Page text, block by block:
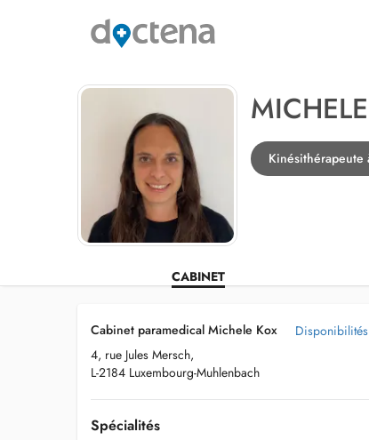
Kinésithérapeute
CABINET
Cabinet paramedical Michele Kox
4, rue Jules Mersch,
L-2184 Luxembourg-Muhlenbach
Spécialités